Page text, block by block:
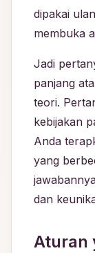
dipakai
membuka
Jadi
panjang
teori.
kebijakan
Anda
yang
dan
Aturan